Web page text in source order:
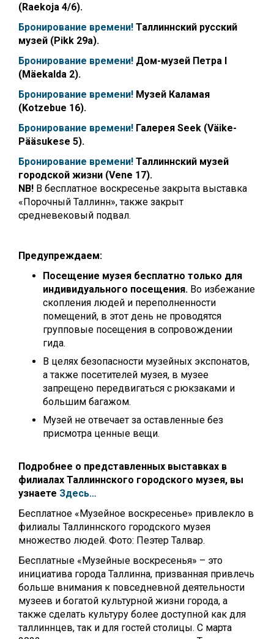
(Raekoja 4/6).
Бронирование времени! Таллиннский русский
музей (Pikk 29a).
Бронирование времени! Дом-музей Петра I
(Mäekalda 2).
Бронирование времени! Музей Каламая
(Kotzebue 16).
Бронирование времени! Галерея Seek (Väike-
Pääsukese 5).
Бронирование времени! Таллиннский музей
городской жизни (Vene 17).
NB! В бесплатное воскресенье закрыта выставка
«Порочный Таллинн», также закрыт
средневековый подвал.
Предупреждаем:
Посещение музея бесплатно только для
индивидуального посещения. Во избежание
скопления людей и переполненности
помещений, в этот день не проводятся
групповые посещения в сопровождении
гида.
В целях безопасности музейных экспонатов,
а также посетителей музея, в музее
запрещено передвигаться с рюкзаками и
большим багажом.
Музей не отвечает за оставленные без
присмотра ценные вещи.
Подробнее о представленных выставках в
филиалах Таллиннского городского музея, вы
узнаете Здесь…
Бесплатное «Музейное воскресенье» привлекло в
филиалы Таллиннского городского музея
множество людей. Фото: Пеэтер Талвар.
Бесплатные «Музейные воскресенья» – это
инициатива города Таллинна, призванная привлечь
больше внимания к повседневной деятельности
музеев и богатой культурной жизни города, а
также сделать культуру более доступной как для
таллиннцев, так и для гостей столицы. С марта